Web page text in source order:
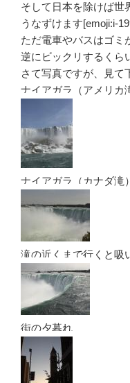
そして日本を除けば世
うなずけます[emoji:i-
ただ電車やバスはゴミ
逆にビックリするくら
さて写真ですが、見て
ナイアガラ（アメリカ
ナイアガラ（カナダ滝）
滝の近くまで行くと吸
街の夕暮れ